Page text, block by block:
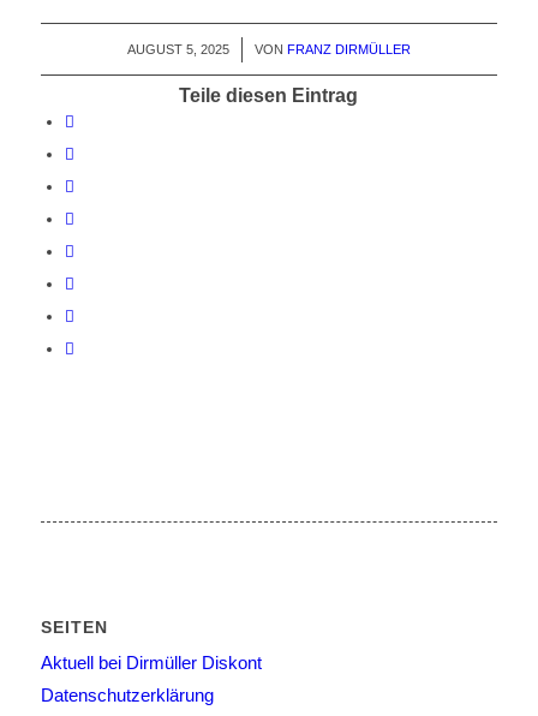
AUGUST 5, 2025
/ VON FRANZ DIRMÜLLER
Teile diesen Eintrag
SEITEN
Aktuell bei Dirmüller Diskont
Datenschutzerklärung